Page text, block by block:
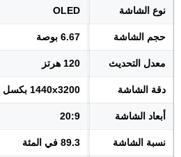
نوع الشاشة OLED
حجم الشاشة 6.67 بوصة
معدل التحديث 120 هرتز
دقة الشاشة 1440x3200 بكسل (+2K)
أبعاد الشاشة 20:9
نسبة الشاشة 89.3 في المئة